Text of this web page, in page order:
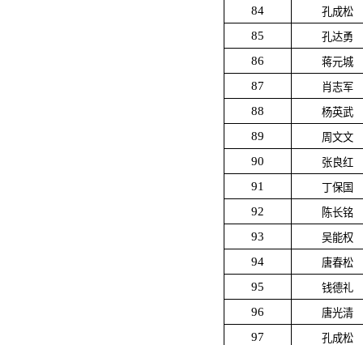
84 孔成松
85 孔达勇
86 蒋元城
87 肖志军
88 杨英武
89 周文文
90 张良红
91 丁保国
92 陈长铭
93 吴能权
94 唐春松
95 钱德礼
96 唐光清
97 孔成松